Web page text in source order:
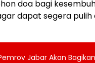
doa bagi
dapat segera pulih
Jabar Akan